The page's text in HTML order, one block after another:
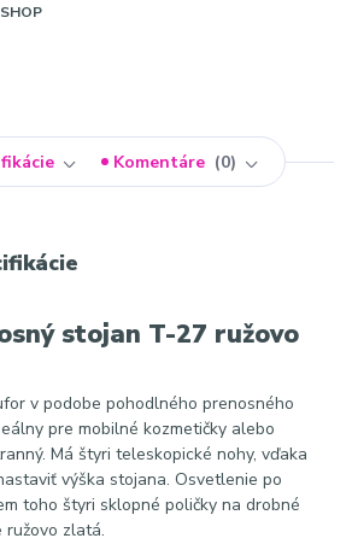
Komentáre 0
stojan T-27 ružovo
v podobe pohodlného prenosného
pre mobilné kozmetičky alebo
Má štyri teleskopické nohy, vďaka
výška stojana. Osvetlenie po
toho štyri sklopné poličky na drobné
ružovo zlatá.